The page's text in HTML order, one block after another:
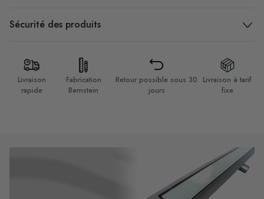
Sécurité des produits
Livraison
rapide
Fabrication
Bernstein
Retour possible sous 30
jours
Livraison à tarif
fixe